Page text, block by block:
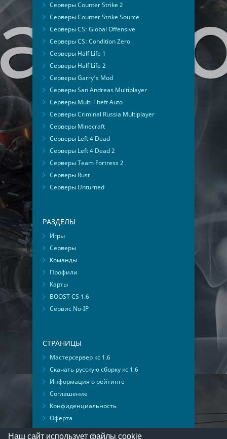
Серверы Counter Strike 2
Серверы Counter Strike Source
Серверы CS: Global Offensive
Серверы CS: Condition Zero
Серверы Half Life 1
Серверы Half Life 2
Серверы Garry's Mod
Серверы San Andreas Multiplayer
Серверы Multi Theft Auto
Серверы Criminal Russia Multiplayer
Серверы Minecraft
Серверы Left 4 Dead
Серверы Left 4 Dead 2
Серверы Team Fortress 2
Серверы Rust
Серверы Unturned
РАЗДЕЛЫ
Игры
Серверы
Команды
Профили
Карты
BOOST CS 1.6
Сервис No-IP
СТРАНИЦЫ
Мастерсервер кс 1.6
Скачать русскую сборку кс 1.6
Информация о рейтинге
Соглашение
Конфиденциальность
Оферта
Мониторинг ВКонтакте
Наш сайт использует файлы cookie